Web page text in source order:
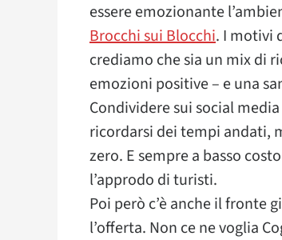
essere emozionante
Brocchi sui Blocchi. I motivi
crediamo che sia un mix di
emozioni positive – e una
Condividere sui social
ricordarsi dei tempi andati,
zero. E sempre a basso
l’approdo di turisti.
Poi però c’è anche il fronte
l’offerta. Non ce ne voglia